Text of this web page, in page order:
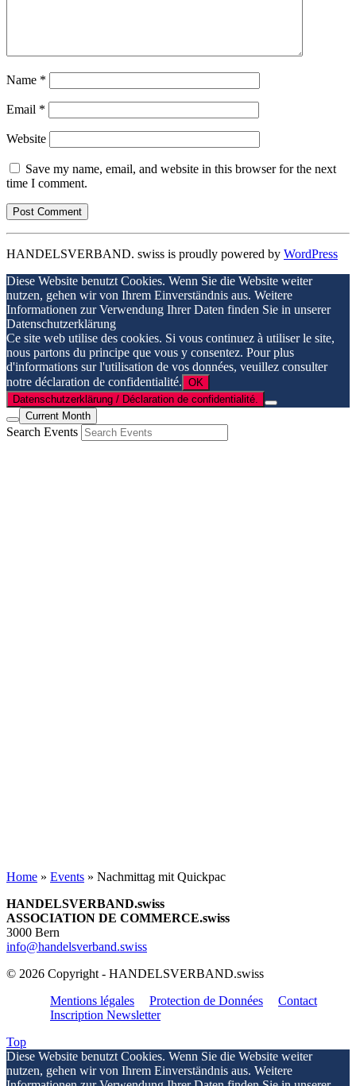
Name *
Email *
Website
Save my name, email, and website in this browser for the next
time I comment.
HANDELSVERBAND. swiss is proudly powered by WordPress
Diese Website benutzt Cookies. Wenn Sie die Website weiter
nutzen, gehen wir von Ihrem Einverständnis aus. Weitere
Informationen zur Verwendung Ihrer Daten finden Sie in unserer
Datenschutzerklärung
Ce site web utilise des cookies. Si vous continuez à utiliser le site,
nous partons du principe que vous y consentez. Pour plus
d'informations sur l'utilisation de vos données, veuillez consulter
notre déclaration de confidentialité. OK
Datenschutzerklärung / Déclaration de confidentialité.
Current Month
Search Events
Home » Events » Nachmittag mit Quickpac
HANDELSVERBAND.swiss
ASSOCIATION DE COMMERCE.swiss
3000 Bern
info@handelsverband.swiss
© 2026 Copyright - HANDELSVERBAND.swiss
Mentions légales
Protection de Données
Contact
Inscription Newsletter
Top
Diese Website benutzt Cookies. Wenn Sie die Website weiter
nutzen, gehen wir von Ihrem Einverständnis aus. Weitere